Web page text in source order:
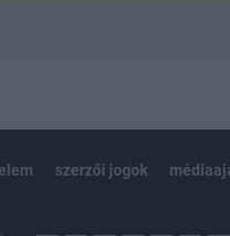
szerzői jogok